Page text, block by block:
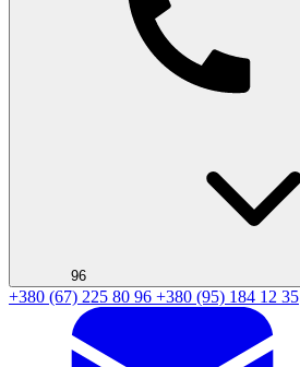
96
+380 (67) 225 80 96 +380 (95) 184 12 35